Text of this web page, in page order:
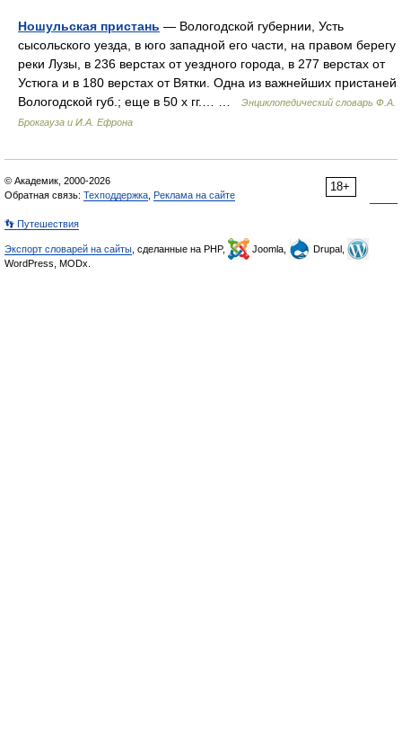
Ношульская пристань — Вологодской губернии, Усть
сысольского уезда, в юго западной его части, на правом берегу
реки Лузы, в 236 верстах от уездного города, в 277 верстах от
Устюга и в 180 верстах от Вятки. Одна из важнейших пристаней
Вологодской губ.; еще в 50 х гг.… …
Энциклопедический словарь Ф.А.
Брокгауза и И.А. Ефрона
18+
© Академик, 2000-2026
Обратная связь: Техподдержка Реклама на сайте
👣 Путешествия
Экспорт словарей на сайты , сделанные на PHP, Joomla,
Drupal,
WordPress, MODx.